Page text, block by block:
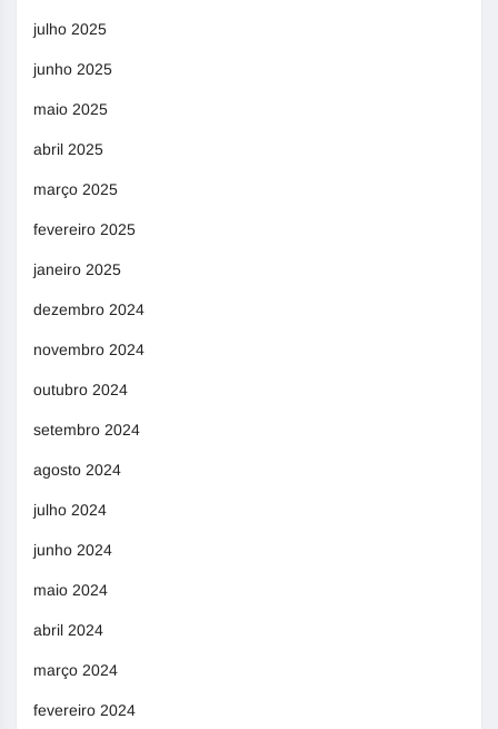
julho 2025
junho 2025
maio 2025
abril 2025
março 2025
fevereiro 2025
janeiro 2025
dezembro 2024
novembro 2024
outubro 2024
setembro 2024
agosto 2024
julho 2024
junho 2024
maio 2024
abril 2024
março 2024
fevereiro 2024